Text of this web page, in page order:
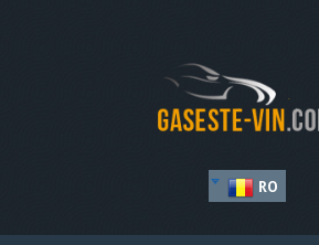
RO